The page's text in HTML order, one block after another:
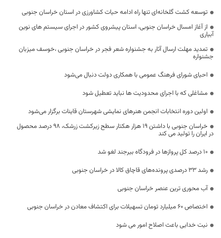
توسعه کشت گلخانه‌ای تنها راه ادامه حیات کشاورزی در استان خراسان جنوبی
از آغاز امسال خراسان جنوبی، استان پیشروی کشور در اجرای سیستم های نوین
آبیاری
تمدید مهلت ارسال آثار به جشنواره شعر فجر در خراسان جنوبی ،خوسف میزبان
جشنواره
احیای شورای فرهنگ عمومی با همکاری دولت دنبال می‌شود
مشاغلی که با اجرای محدودیت ها نباید تعطیل شود
اولین دوره انتخابات انجمن هنرهای نمایشی شهرستان قاینات برگزار می‌شود
خراسان جنوبی با داشتن ۱۹ هزار هکتار سطح زیرکشت زرشک، ۹۸ درصد محصول
در ایران را تولید می کند
۱۰ درصد کل پروازها در فرودگاه بیرجند لغو شد
رشد ۳۳ درصدی پرونده‌های قاچاق کالا در خراسان جنوبی
آب محوری ترین عنصر خراسان جنوبی
اختصاص ۶۰ میلیارد تومان تسهیلات برای اکتشاف معادن در خراسان جنوبی
نیت خدایی باعث اصلاح امور می شود